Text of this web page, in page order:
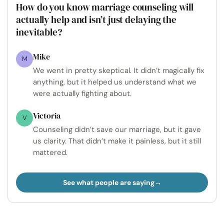
How do you know marriage counseling will
actually help and isn’t just delaying the
inevitable?
M Mike
We went in pretty skeptical. It didn’t magically fix
anything, but it helped us understand what we
were actually fighting about.
V Victoria
Counseling didn’t save our marriage, but it gave
us clarity. That didn’t make it painless, but it still
mattered.
See what people are saying